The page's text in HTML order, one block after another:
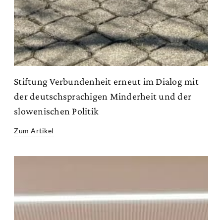
Stiftung Verbundenheit erneut im Dialog mit
der deutschsprachigen Minderheit und der
slowenischen Politik
Zum Artikel